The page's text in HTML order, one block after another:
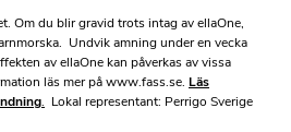
Om du blir gravid trots intag av ellaOne,
Undvik amning under en vecka
av ellaOne kan påverkas av vissa
läs mer på www.fass.se. Läs
. Lokal representant: Perrigo Sverige